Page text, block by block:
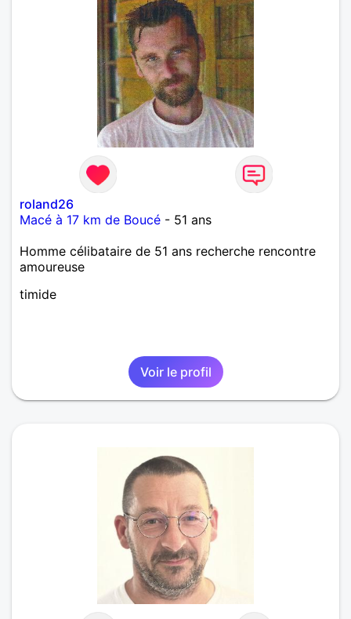
roland26
Macé à 17 km de Boucé - 51 ans
Homme célibataire de 51 ans recherche rencontre
amoureuse
timide
Voir le profil